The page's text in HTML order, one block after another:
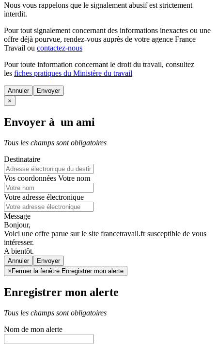
Nous vous rappelons que le signalement abusif est strictement
interdit.
Pour tout signalement concernant des informations inexactes ou une
offre déjà pourvue, rendez-vous auprès de votre agence France
Travail ou contactez-nous
Pour toute information concernant le droit du travail, consultez
les fiches pratiques du Ministère du travail
Annuler
×
Envoyer à un ami
Tous les champs sont obligatoires
Destinataire
Vos coordonnées Votre nom
Votre adresse électronique
Message
Bonjour,
Voici une offre parue sur le site francetravail.fr susceptible de vous
intéresser.
A bientôt.
Annuler
× Fermer la fenêtre Enregistrer mon alerte
Enregistrer mon alerte
Tous les champs sont obligatoires
Nom de mon alerte